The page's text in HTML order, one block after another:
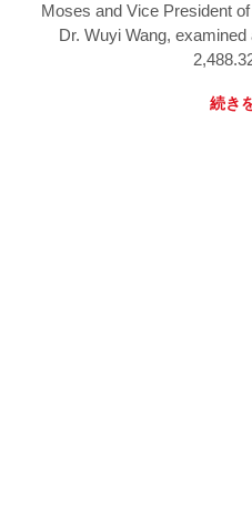
Moses and Vice President
Dr. Wuyi Wang,
続き